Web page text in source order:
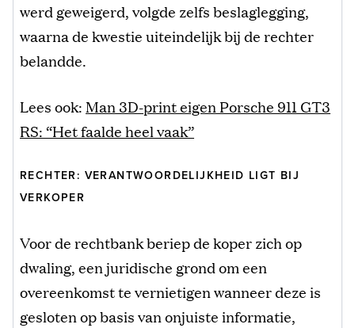
werd geweigerd, volgde zelfs beslaglegging,
waarna de kwestie uiteindelijk bij de rechter
belandde.
Lees ook:Man 3D-print eigen Porsche 911 GT3
RS: “Het faalde heel vaak”
RECHTER: VERANTWOORDELIJKHEID LIGT BIJ
VERKOPER
Voor de rechtbank beriep de koper zich op
dwaling, een juridische grond om een
overeenkomst te vernietigen wanneer deze is
gesloten op basis van onjuiste informatie,